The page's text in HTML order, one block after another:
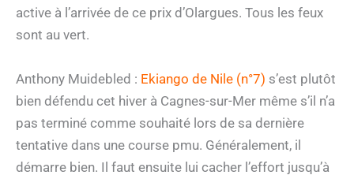
active à l’arrivée de ce prix d’Olargues. Tous les feux
sont au vert.
Anthony Muidebled : Ekiango de Nile (n°7) s’est plutôt
bien défendu cet hiver à Cagnes-sur-Mer même s’il n’a
pas terminé comme souhaité lors de sa dernière
tentative dans une course pmu. Généralement, il
démarre bien. Il faut ensuite lui cacher l’effort jusqu’à